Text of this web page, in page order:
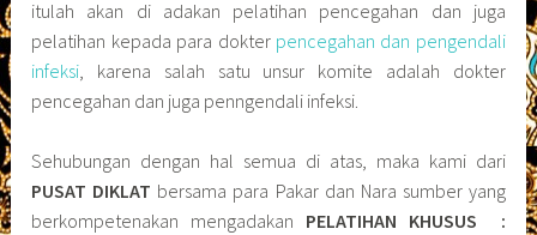
itulah akan di adakan pelatihan pencegahan dan juga
pelatihan kepada para dokter pencegahan dan pengendali
infeksi , karena salah satu unsur komite adalah dokter
pencegahan dan juga penngendali infeksi.
Sehubungan dengan hal semua di atas, maka kami dari
PUSAT DIKLAT bersama para Pakar dan Nara sumber yang
berkompetenakan mengadakan PELATIHAN KHUSUS :